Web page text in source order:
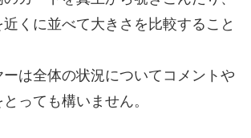
くに並べて大きさを比較すること
は全体の状況についてコメントや
っても構いません。